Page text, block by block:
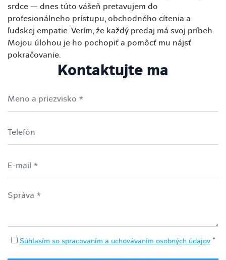
srdce — dnes túto vášeň pretavujem do
profesionálneho prístupu, obchodného cítenia a
ľudskej empatie. Verím, že každý predaj má svoj príbeh.
Mojou úlohou je ho pochopiť a pomôcť mu nájsť
pokračovanie.
Kontaktujte ma
Súhlasím so spracovaním a uchovávaním osobných údajov *